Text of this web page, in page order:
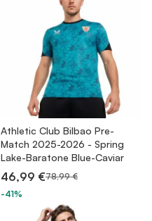
Athletic Club Bilbao Pre-
Match 2025-2026 - Spring
Lake-Baratone Blue-Caviar
46,99 €78,99 €
-41%